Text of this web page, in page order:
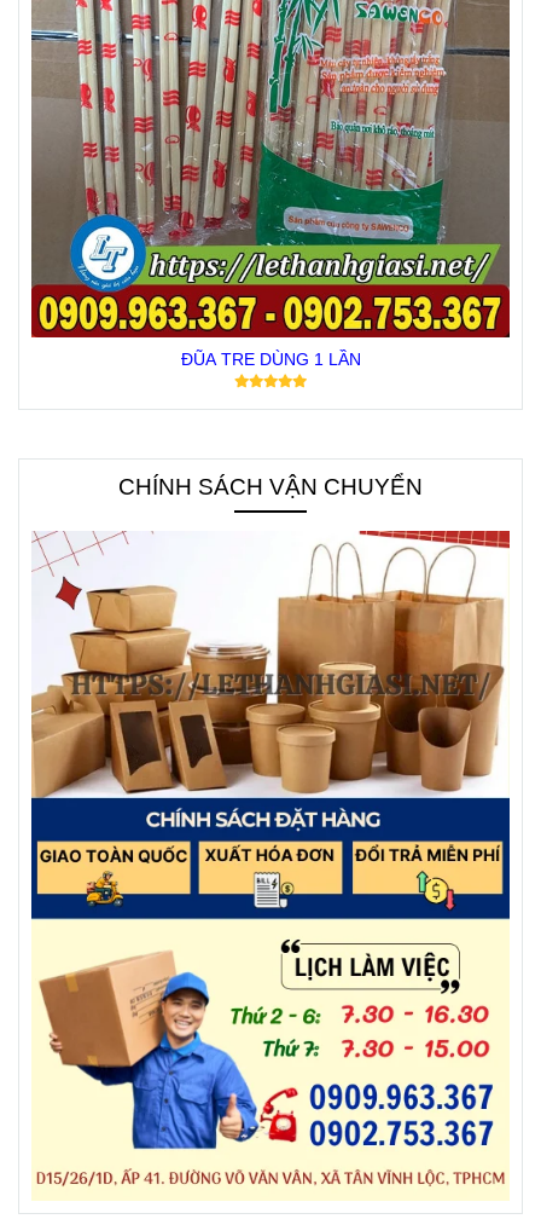
ĐŨA TRE DÙNG 1 LẦN
CHÍNH SÁCH VẬN CHUYỂN